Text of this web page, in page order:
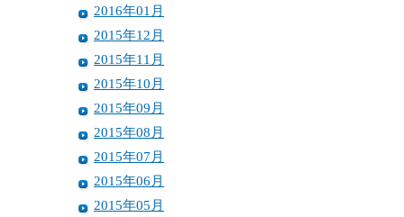
2016年01月
2015年12月
2015年11月
2015年10月
2015年09月
2015年08月
2015年07月
2015年06月
2015年05月